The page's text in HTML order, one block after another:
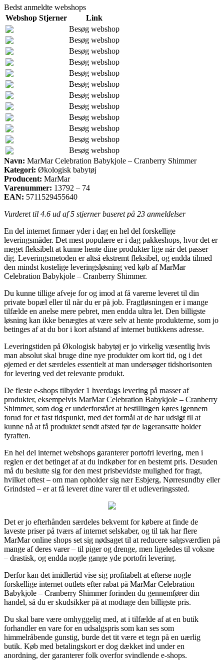
Bedst anmeldte webshops
Webshop Stjerner
Link
Besøg webshop
Besøg webshop
Besøg webshop
Besøg webshop
Besøg webshop
Besøg webshop
Besøg webshop
Besøg webshop
Besøg webshop
Besøg webshop
Besøg webshop
Besøg webshop
Navn: MarMar Celebration Babykjole – Cranberry Shimmer
Kategori: Økologisk babytøj
Producent: MarMar
Varenummer: 13792 – 74
EAN: 5711529455640
Vurderet til 4.6 ud af 5 stjerner baseret på 23 anmeldelser
En del internet firmaer yder i dag en hel del forskellige
leveringsmåder. Det mest populære er i dag pakkeshops, hvor det er
meget fleksibelt at kunne hente dine produkter lige når det passer
dig. Leveringsmetoden er altså ekstremt fleksibel, og endda tilmed
den mindst kostelige leveringsløsning ved køb af MarMar
Celebration Babykjole – Cranberry Shimmer.
Du kunne tillige afveje for og imod at få varerne leveret til din
private bopæl eller til når du er på job. Fragtløsningen er i mange
tilfælde en anelse mere pebret, men endda ultra let. Den billigste
løsning kan ikke benægtes at være selv at hente produkterne, som jo
betinges af at du bor i kort afstand af internet butikkens adresse.
Leveringstiden på Økologisk babytøj er jo virkelig væsentlig hvis
man absolut skal bruge dine nye produkter om kort tid, og i det
øjemed er det særdeles essentielt at man undersøger tidshorisonten
for levering ved det relevante produkt.
De fleste e-shops tilbyder 1 hverdags levering på masser af
produkter, eksempelvis MarMar Celebration Babykjole – Cranberry
Shimmer, som dog er underforstået at bestillingen køres igennem
forud for et fast tidspunkt, med det formål at de har udsigt til at
kunne nå at få produktet sendt afsted før de lageransatte holder
fyraften.
En hel del internet webshops garanterer portofri levering, men i
reglen er det betinget af at du indkøber for en bestemt pris. Desuden
må du beslutte sig for den mest prisbevidste mulighed for fragt,
hvilket oftest – om man opholder sig nær Esbjerg, Nørresundby eller
Grindsted – er at få leveret dine varer til et udleveringssted.
Det er jo efterhånden særdeles bekvemt for købere at finde de
laveste priser på tværs af internet selskaber, og til tak har flere
MarMar online shops set sig nødsaget til at reducere salgsværdien på
mange af deres varer – til piger og drenge, men ligeledes til voksne
– drastisk, og endda nogle gange yde portofri levering.
Derfor kan det imidlertid vise sig profitabelt at efterse nogle
forskellige internet outlets efter rabat på MarMar Celebration
Babykjole – Cranberry Shimmer forinden du gennemfører din
handel, så du er skudsikker på at modtage den billigste pris.
Du skal bare være omhyggelig med, at i tilfælde af at en butik
forhandler en vare for en udsalgspris som kan ses som
himmelråbende gunstig, burde det tit være et tegn på en uærlig
butik. Køb med betalingskort er dog dækket ind under en
anordning, der garanterer folk overfor svindlende e-shops.